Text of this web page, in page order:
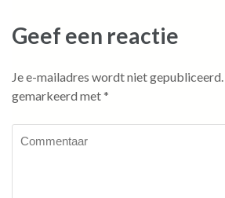
Geef een reactie
Je e-mailadres wordt niet gepubliceerd.
gemarkeerd met*